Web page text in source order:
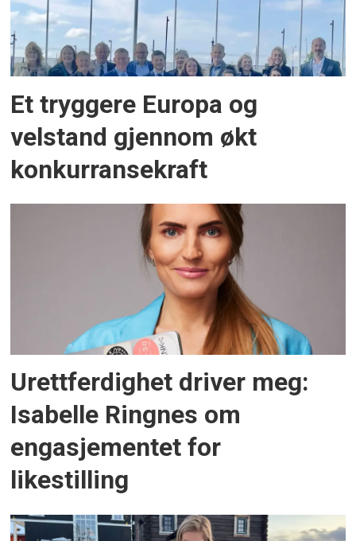
Et tryggere Europa og
velstand gjennom økt
konkurransekraft
Urettferdighet driver meg:
Isabelle Ringnes om
engasjementet for
likestilling